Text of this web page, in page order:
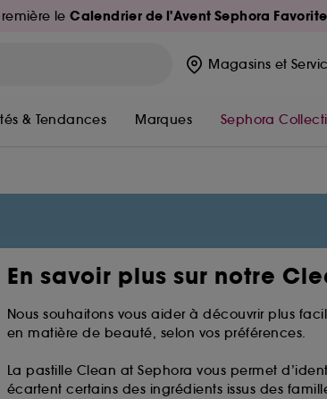
leCalendrier de l'Avent Sephora
Magasins et
& Tendances Marques Sephora
En savoir plus sur notre
Nous souhaitons vous aider à découvrir plus
en matière de beauté, selon vos préférences.
La pastille Clean at Sephora vous permet
écartent certains des ingrédients issus des